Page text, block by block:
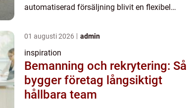
automatiserad försäljning blivit en flexibel
till kaffe, frukt och ...
01 augusti 2026 admin
inspiration
Bemanning och rekrytering: Så
bygger företag långsiktigt
hållbara team